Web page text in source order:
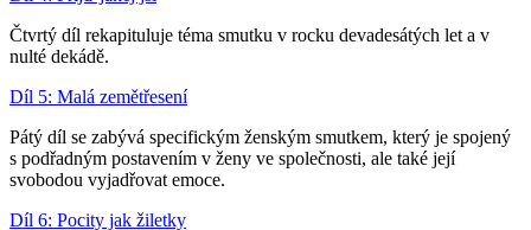
Čtvrtý díl rekapituluje téma smutku v rocku devadesátých let a v
nulté dekádě.
Díl 5: Malá zemětřesení
Pátý díl se zabývá specifickým ženským smutkem, který je spojený
s podřadným postavením v ženy ve společnosti, ale také její
svobodou vyjadřovat emoce.
Díl 6: Pocity jak žiletky